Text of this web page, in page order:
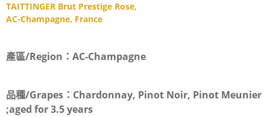
TAITTINGER Brut Prestige Rose,
AC-Champagne, France
產區/Region： AC-Champagne
品種/Grapes： Chardonnay, Pinot Noir, Pinot Meunier
;aged for 3.5 years